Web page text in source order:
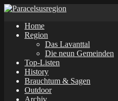
Home
Region
Das Lavanttal
Die neun Gemeinden
Top-Listen
History
Brauchtum & Sagen
Outdoor
Archiv